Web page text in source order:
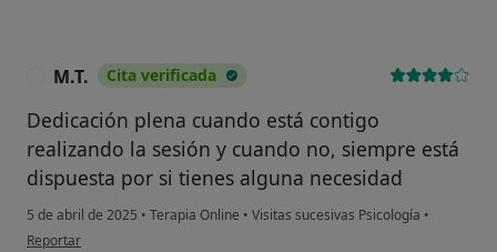
M.T. Cita verificada
Dedicación plena cuando está contigo
realizando la sesión y cuando no, siempre está
dispuesta por si tienes alguna necesidad
5 de abril de 2025 • Terapia Online • Visitas sucesivas Psicología •
en opinión del usuario M.T.
Reportar